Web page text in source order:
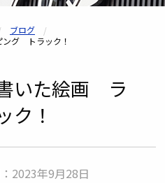
ブログ
グ トラック！
いた絵画 ラ
！
年9月28日